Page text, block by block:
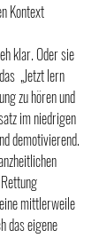
Kontext
klar. Oder sie
„Jetzt lern
zu hören und
im niedrigen
demotivierend.
mittlerweile
das eigene